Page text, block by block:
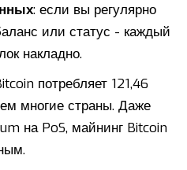
: если вы регулярно
или статус - каждый
накладно.
потребляет 121,46
многие страны. Даже
на PoS, майнинг Bitcoin